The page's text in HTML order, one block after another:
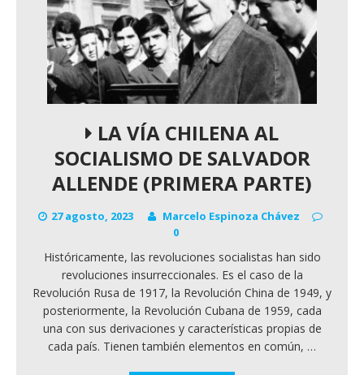
LA VÍA CHILENA AL
SOCIALISMO DE SALVADOR
ALLENDE (PRIMERA PARTE)
27 agosto, 2023
Marcelo Espinoza Chávez
0
Históricamente, las revoluciones socialistas han sido
revoluciones insurreccionales. Es el caso de la
Revolución Rusa de 1917, la Revolución China de 1949, y
posteriormente, la Revolución Cubana de 1959, cada
una con sus derivaciones y características propias de
cada país. Tienen también elementos en común, …